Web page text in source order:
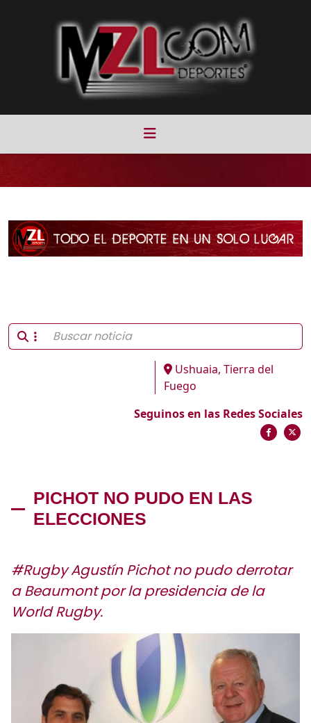
Ushuaia, Tierra del
Fuego
Seguinos en las Redes Sociales
PICHOT NO PUDO EN LAS
ELECCIONES
#Rugby Agustín Pichot no pudo derrotar
a Beaumont por la presidencia de la
World Rugby.